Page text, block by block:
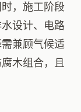
，施工阶段
设计、电路
兼顾气候适
木组合，且